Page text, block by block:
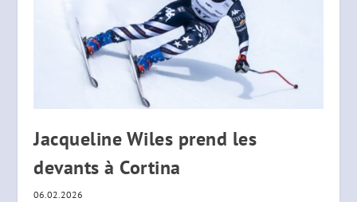
Jacqueline Wiles prend les
devants à Cortina
06.02.2026